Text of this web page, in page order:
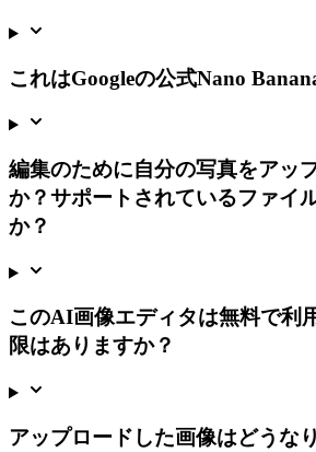
これはGoogleの公式Nano
編集のために自分の写真をアッ
か？サポートされているファイ
か？
このAI画像エディタは無料で利
限はありますか？
アップロードした画像はどうな